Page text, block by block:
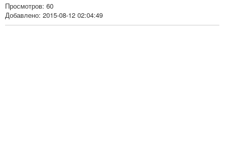
Просмотров: 60
Добавлено: 2015-08-12 02:04:49